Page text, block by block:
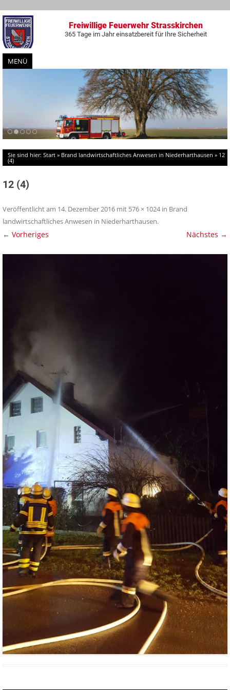
Freiwillige Feuerwehr Strasskirchen
365 Tage im Jahr einsatzbereit für Ihre Sicherheit
MENÜ
Zum
Inhalt
springen
Sie sind hier: Start » Brand landwirtschaftliches Anwesen in Niederharthausen » 12
(4)
12 (4)
Veröffentlicht am 14. Dezember 2016 mit 576 × 1024 in Brand
landwirtschaftliches Anwesen in Niederharthausen.
← Vorheriges Nächstes →